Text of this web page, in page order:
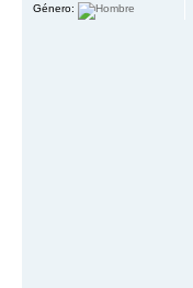
Género: